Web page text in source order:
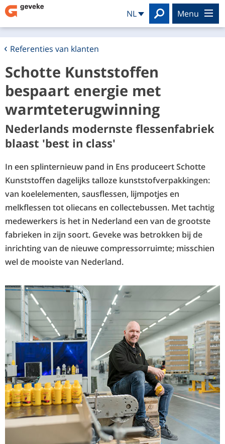
NL
Search
menu
Referenties van klanten
Schotte Kunststoffen
bespaart energie met
warmteterugwinning
Nederlands modernste flessenfabriek
blaast 'best in class'
In een splinternieuw pand in Ens produceert Schotte
Kunststoffen dagelijks talloze kunststofverpakkingen:
van koelelementen, sausflessen, lijmpotjes en
melkflessen tot oliecans en collectebussen. Met tachtig
medewerkers is het in Nederland een van de grootste
fabrieken in zijn soort. Geveke was betrokken bij de
inrichting van de nieuwe compressorruimte; misschien
wel de mooiste van Nederland.